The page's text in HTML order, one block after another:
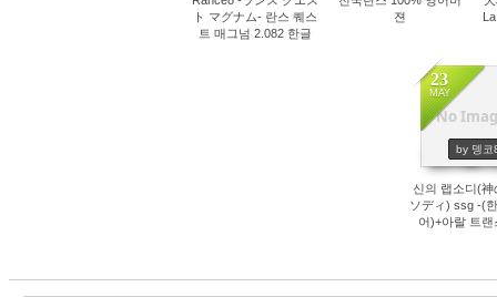
ト マグナム- 란스 퀘스
트 매그넘 2.082 한글
젼
No
23
MAY
by 뎅코
4659
신의 랩소디(神
ソディ) ssg -(
어)+아랄 트랜